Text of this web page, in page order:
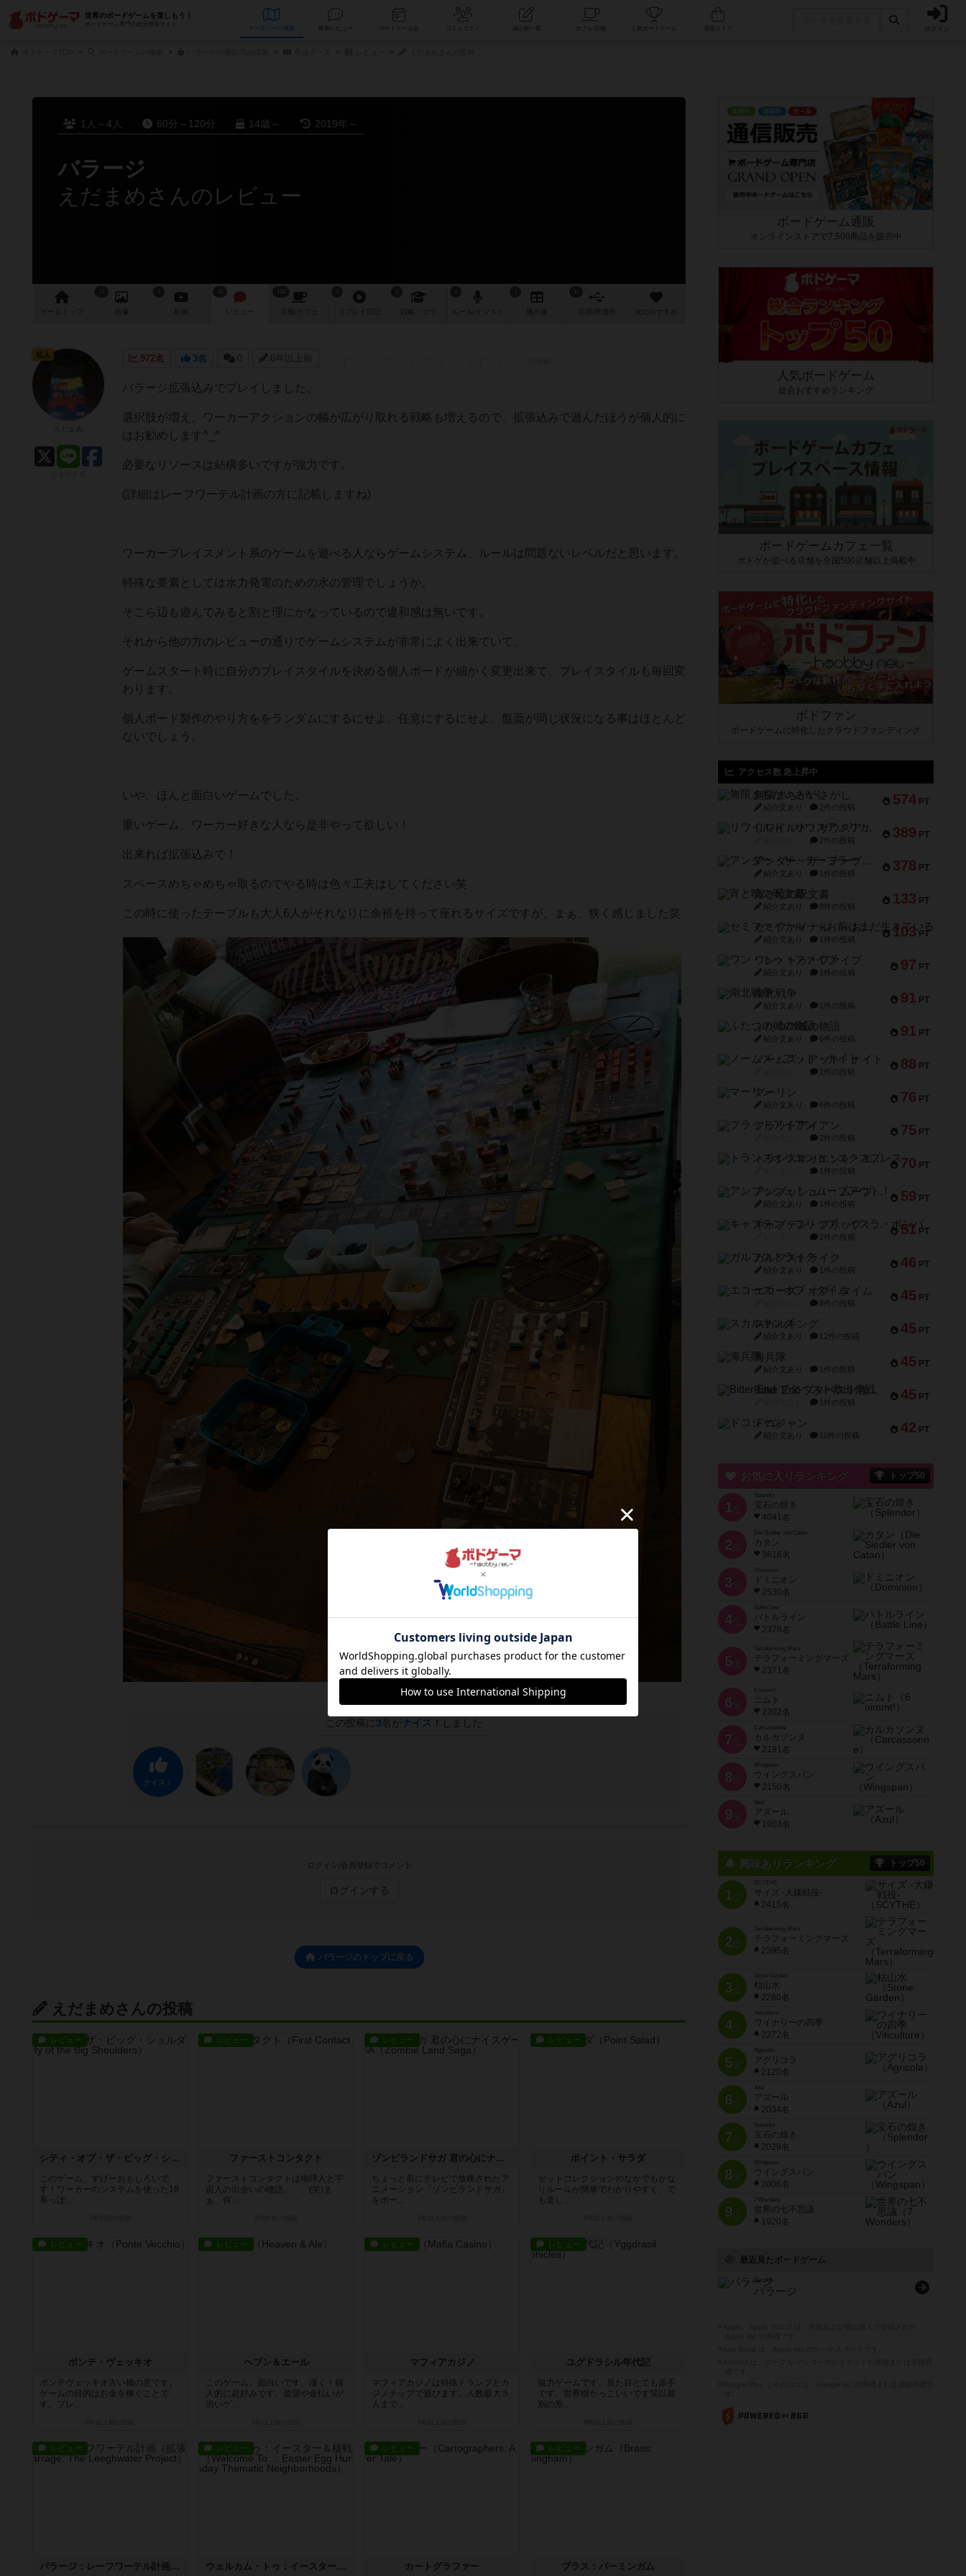
世界のボードゲームを楽しもう！
ボードゲーム専門の総合情報サイト
データベース コミュニティ 人気ボードゲーム ログイン
1人～4人 60分～120分 14歳～ 2019年～
バラージ
えだまめさんのレビュー
ゲーム 画像 レビュー 店舗/ カフェ 戦略 作 次のおすすめ
972名 3名 0 6年以上前
バラージ拡張込みでプレイしました。
選択肢が増え、ワーカーアクションの幅が広がり取れる戦略も増えるので、拡張込みで遊んだほうが個人的に
はお勧めします^_^
必要なリソースは結構多いですが強力です。
(詳細はレーフワーテル計画の方に記載しますね)
ワーカープレイスメント系のゲームを遊べる人ならゲームシステム、ルールは問題ないレベルだと思います。
特殊な要素としては水力発電のための水の管理でしょうか。
そこら辺も遊んでみると割と理にかなっているので違和感は無いです。
それから他の方のレビューの通りでゲームシステムが非常によく出来ていて、
ゲームスタート時に自分のプレイスタイルを決める個人ボードが細かく変更出来て、プレイスタイルも毎回変
わります。
個人ボード製作のやり方ををランダムにするにせよ、任意にするにせよ、盤面が同じ状況になる事はほとんど
ないでしょう。
いや、ほんと面白いゲームでした。
重いゲーム、ワーカー好きな人なら是非やって欲しい！
出来れば拡張込みで！
スペースめちゃめちゃ取るのでやる時は色々工夫はしてください笑
この時に使ったテーブルも大人6人がそれなりに余裕を持って座れるサイズですが、まぁ、狭く感じました笑
この投稿に 3名がナイス！ しました
ナイス！
仙人
ログイン/会員登録でコメント
ログインする
バラージのトップに戻る
えだまめさんの投稿
レビュー
シティ・オブ・ザ・ビッグ・ショルダーズ
このゲーム、すげーおもしろいで
す！ワーカーのシステムを使った18
系っぽ...
レビュー
ファーストコンタクト
ファーストコンタクトは地球人と宇
宙人の出会いの物語、、、(笑)ま
ぁ、何...
レビュー
ゾンビランドサガ 君の心にナイスゲームSAGA
ちょっと前にテレビで放映されたア
ニメーション『ゾンビランドサガ』
をボー...
レビュー
ポイント・サラダ
セットコレクションのなかでもかな
りルールが簡単でわかりやすく、で
も楽し...
レビュー
ポンテ・ヴェッキオ
ポンテヴェッキオ古い橋の意です。
ゲームの目的はお金を稼ぐことで
す。プレ...
レビュー
ヘブン＆エール
このゲーム、面白いです、凄く！個
人的に超好みです、資源や金払いが
渋いゲ...
レビュー
マフィアカジノ
マフィアカジノは特殊トランプとカ
ジノチップで遊びます。人数最大５
人まで...
レビュー
ユグドラシル年代記
協力ゲームです。見た目とても派手
です。世界樹かっこいいです笑以前
別の形...
レビュー
バラージ：レーフワーテル計画（拡張）
レビュー
ウェルカム・トゥ：イースター＆核戦争（拡張）
レビュー
カートグラファー
レビュー
ブラス：バーミンガム
ボードゲーム通販
オンラインストアで7,500商品を販売中
人気ボードゲーム
総合おすすめランキング
ボードゲームカフェ一覧
ボドゲが遊べる店舗を全国500店舗以上掲載中
ボドファン
ボードゲームに特化したクラウドファンディング
アクセス数 急上昇中
574 PT
無限まちがいさがし
紹介文あり 2件の投稿
389 PT
リワイルド：サウスアメリカ
2件の投稿
378 PT
アンダー・ザ・テーブラー
紹介文あり 1件の投稿
133 PT
宵と暁の呪文書
紹介文あり 8件の投稿
103 PT
セミファイナル ～お前はまだ生きている～
紹介文あり 1件の投稿
97 PT
ワン・トゥ・ファイブ
紹介文あり 1件の投稿
91 PT
南北戦争
紹介文あり 1件の投稿
91 PT
ふたつの城の物語
紹介文あり 6件の投稿
88 PT
ノームズ・アット・ナイト
1件の投稿
76 PT
マーリン
紹介文あり 6件の投稿
75 PT
フラットアイアン
2件の投稿
70 PT
トランスオリエント・エクスプレス
1件の投稿
59 PT
アンブッシュ！：ムーブアウト！
紹介文あり 1件の投稿
51 PT
キャプテン・フリップ：イスラ・ボンバ
2件の投稿
46 PT
ガルフストライク
紹介文あり 1件の投稿
45 PT
エコーズ・オブ・タイム
8件の投稿
45 PT
スカルキング
紹介文あり 12件の投稿
45 PT
海兵隊
紹介文あり 1件の投稿
45 PT
Bitter End ブタペスト救出作戦
1件の投稿
42 PT
ドコジャン
紹介文あり 10件の投稿
お気に入りランキング トップ50
1 位
宝石の煌き
4041名
2 位
Die Siedler von Catan
カタン
3616名
3 位
ドミニオン
2530名
4位
Battle Line
バトルライン
2378名
5 位
Terraforming Mars
テラフォーミングマーズ
2371名
6 位
ニムト
2202名
7 位
Carcassonne
カルカソンヌ
2191名
8 位
Wingspan
ウイングスパン
2150名
9 位
Azul
アズール
1903名
興味ありランキング トップ50
1位
SCYTHE
サイズ -大鎌戦役-
2415名
2位
Terraforming Mars
テラフォーミングマーズ
2395名
3位
Stone Garden
枯山水
2280名
4位
Viticulture
ワイナリーの四季
2272名
5位
Agricola
アグリコラ
2120名
6位
Azul
アズール
2034名
7位
宝石の煌き
2029名
8位
Wingspan
ウイングスパン
2006名
9位
7 Wonders
世界の七不思議
1920名
最近見たボードゲーム
Barrage
バラージ